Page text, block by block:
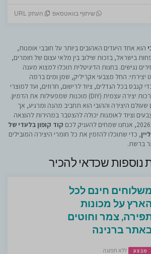
שיתוף בוואטסאפ העתק URL
הוא אחד היעדים האהובים ביותר על חובבי אומנות,
בישראל, בזכות שילוב בין מלאי עצום של חומרים,
נגישים. בחנות הדיגיטלית תוכלו למצוא מענה
יצירתי: החל מצבעי אקריליק, שמן ומים ברמה
קנבס בכל הגדלים, ציוד לרישום, חרוזים, ועד למוצרי
עץ ליצירה, חומרי פיסול וערכות יצירה עצמית (DIY) מוכנות שמפעילות את הדמיון.
שעולם היצירה וההובי הוא תחביב מהנה ומרגיע, אך
וציוד לאומנות יכולה להצטבר במהירות להוצאה
קוד קופון בלעדי של
, כדי שתוכלו להזמין את כל חומרי היצירה המובילים
ברשת.
נוספות שכדאי להכיר
משלוחים חינם לכל
הארץ על מכונות
צמר וחוטים
ברנינה
מבצע ללא תפוגה